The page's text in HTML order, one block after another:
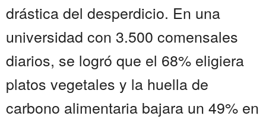
drástica del desperdicio. En una
universidad con 3.500 comensales
diarios, se logró que el 68% eligiera
platos vegetales y la huella de
carbono alimentaria bajara un 49% en